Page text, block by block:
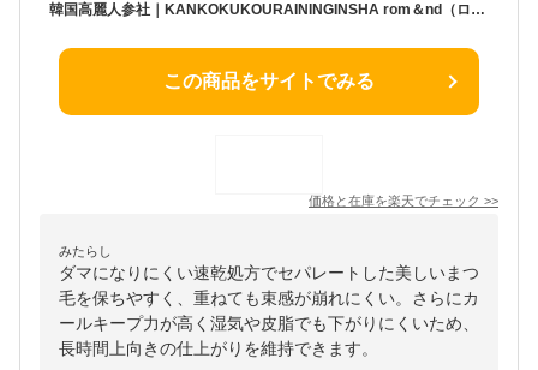
韓国高麗人参社｜KANKOKUKOURAININGINSHA rom＆nd（ロムアンド）ハンオールフィックスマスカラ L01 ロングブラック
この商品をサイトでみる
価格と在庫を楽天でチェック >>
みたらし
ダマになりにくい速乾処方でセパレートした美しいまつ
毛を保ちやすく、重ねても束感が崩れにくい。さらにカ
ールキープ力が高く湿気や皮脂でも下がりにくいため、
長時間上向きの仕上がりを維持できます。